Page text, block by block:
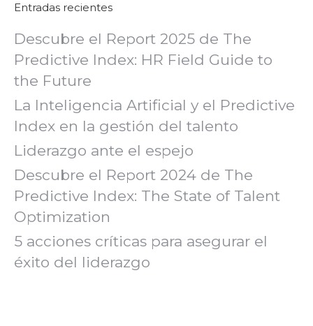
Entradas recientes
Descubre el Report 2025 de The
Predictive Index: HR Field Guide to
the Future
La Inteligencia Artificial y el Predictive
Index en la gestión del talento
Liderazgo ante el espejo
Descubre el Report 2024 de The
Predictive Index: The State of Talent
Optimization
5 acciones críticas para asegurar el
éxito del liderazgo